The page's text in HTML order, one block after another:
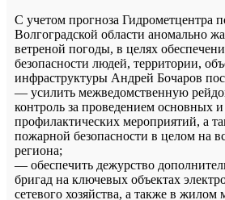
С учетом прогноза Гидрометцентра
Волгоградской области аномально
ветреной погоды, в целях
безопасности людей, территории,
инфраструктуры Андрей Бочаров
— усилить межведомственную
контроль за проведением основных
профилактических мероприятий, а
пожарной безопасности в целом на
региона;
— обеспечить дежурство
бригад на ключевых объектах
сетевого хозяйства, а также в